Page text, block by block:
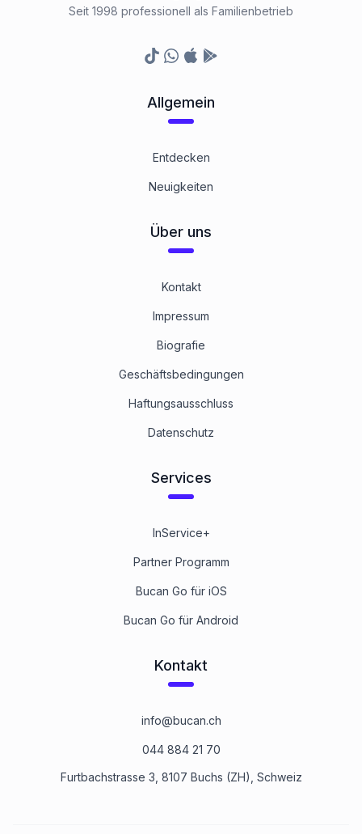
8.8 Stahl gelbverzinkt
Seit 1998 professionell als Familienbetrieb
TikTokWhatsapp
Appstore
Google Play Store
Allgemein
Entdecken
Neuigkeiten
Über uns
Kontakt
Impressum
Biografie
Geschäftsbedingungen
Haftungsausschluss
Datenschutz
Services
InService+
Partner Programm
Bucan Go für iOS
Bucan Go für Android
Kontakt
info@bucan.ch
044 884 21 70
Furtbachstrasse 3, 8107 Buchs (ZH), Schweiz